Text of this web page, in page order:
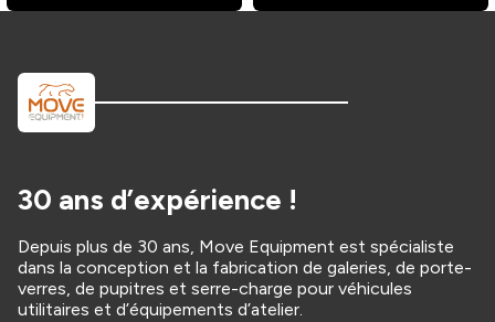
30 ans d’expérience !
Depuis plus de 30 ans, Move Equipment est spécialiste
dans la conception et la fabrication de galeries, de porte-
verres, de pupitres et serre-charge pour véhicules
utilitaires et d’équipements d’atelier.